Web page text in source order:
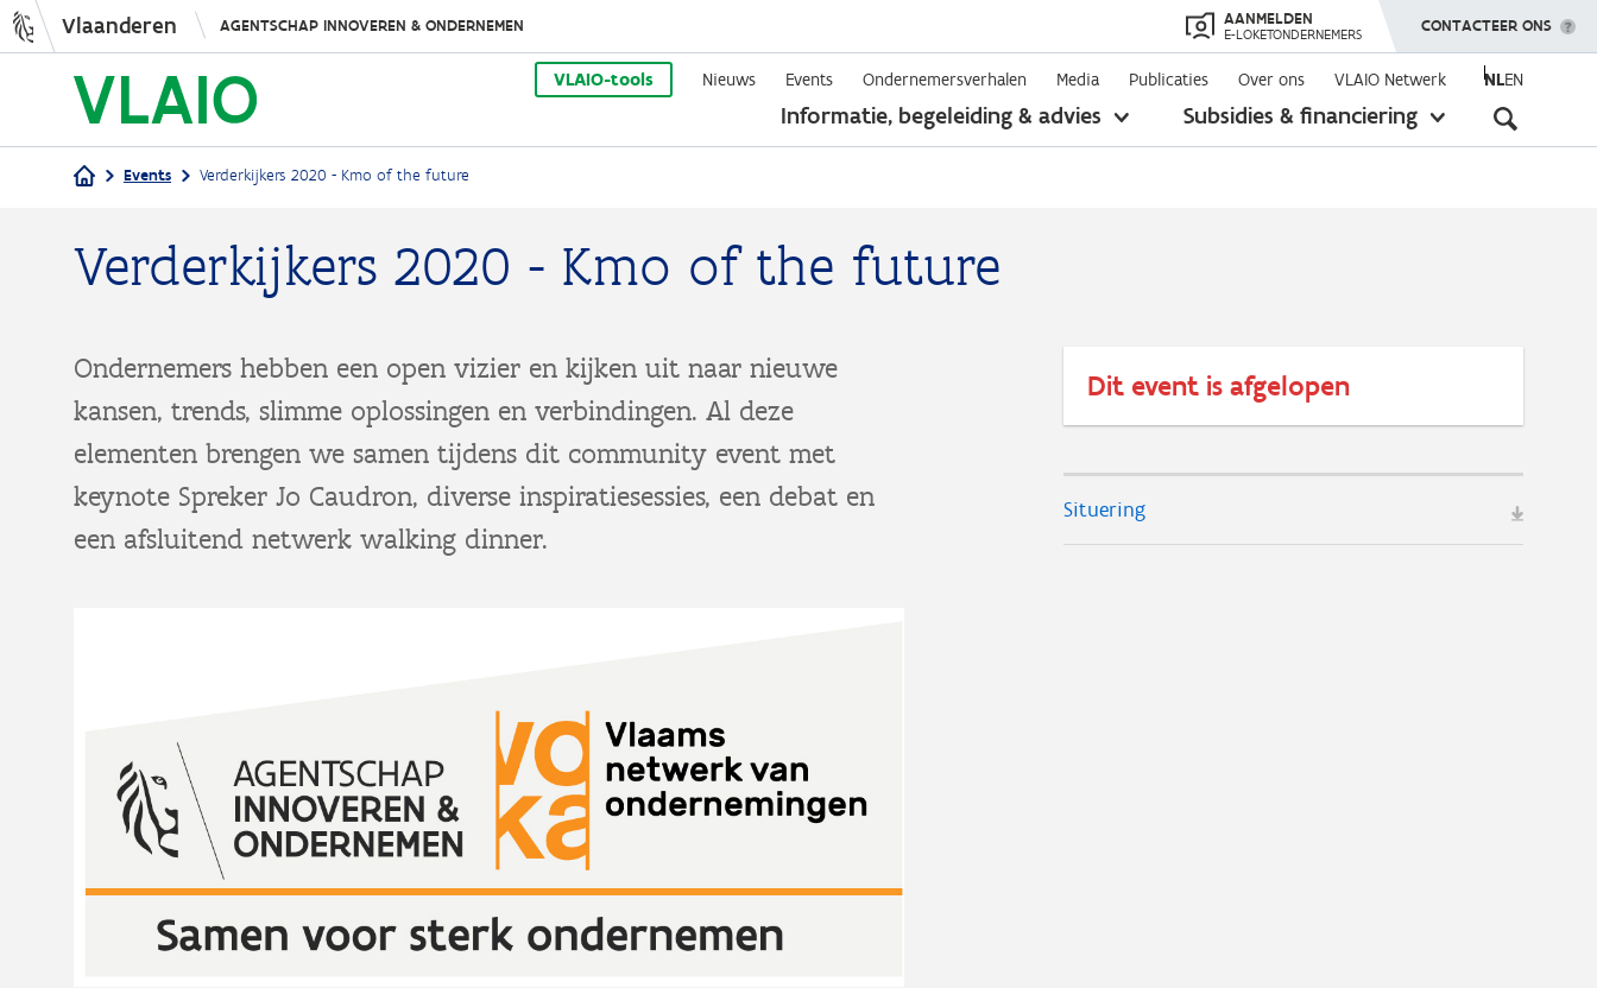
Overslaan
en
naar
de
Vlaanderen AGENTSCHAP INNOVEREN & ONDERNEMEN AANMELDEN
E-LOKETONDERNEMERS TOON MENU
CONTACTEER ONS
VLAIO-tools Nieuws Events Ondernemersverhalen Media Publicaties Over ons VLAIO Netwerk NLEN
Informatie, begeleiding & advies
toon
Subsidies & financiering
toon
Kruimelpad
Events Verderkijkers 2020 - Kmo of the future
Verderkijkers 2020 - Kmo of the future
Ondernemers hebben een open vizier en kijken uit naar nieuwe
kansen, trends, slimme oplossingen en verbindingen. Al deze
elementen brengen we samen tijdens dit community event met
keynote Spreker Jo Caudron, diverse inspiratiesessies, een debat en
een afsluitend netwerk walking dinner.
Dit event is afgelopen
Situering